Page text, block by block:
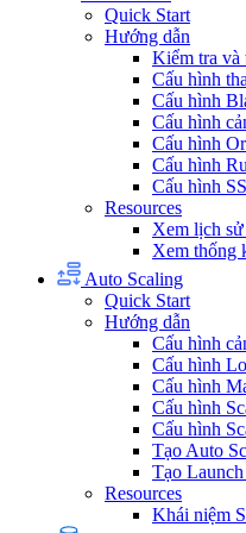
Quick Start
Hướng dẫn
Kiểm tra và
Cấu hình
Cấu hình
Cấu hình
Cấu hình
Cấu hình
Cấu hình
Resources
Xem lịch
Xem thống
Auto Scaling
Quick Start
Hướng dẫn
Cấu hình
Cấu hình
Cấu hình
Cấu hình
Cấu hình
Tạo Auto
Tạo
Resources
Khái niệm